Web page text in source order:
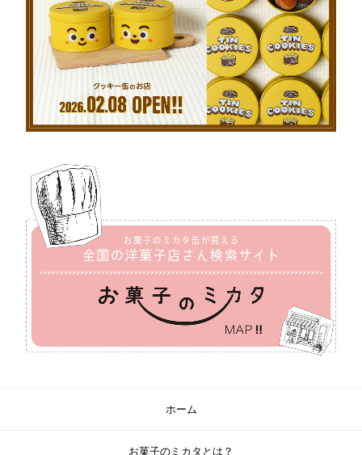
ホーム
お菓子のミカタとは？